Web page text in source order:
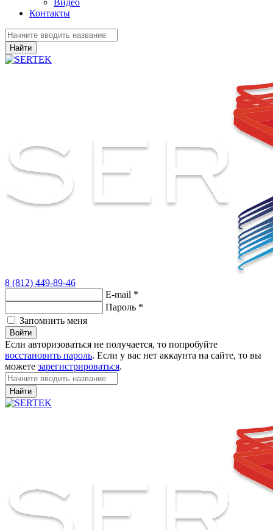
Видео
Контакты
Найти
8 (812) 449-89-46
E-mail *
Пароль *
Запомнить меня
Войти
Если авторизоваться не получается, то попробуйте
восстановить пароль. Если у вас нет аккаунта на сайте, то вы
можете зарегистрироваться.
Найти